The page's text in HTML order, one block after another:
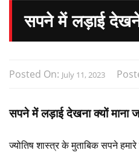
सपने में लड़ाई देखने
Posted On: July 11, 2023
सपने में लड़ाई देखना क्यों माना
ज्योतिष शास्त्र के मुताबिक सपने